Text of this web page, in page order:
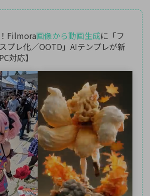
Filmora画像から動画生成に「フ
プレ化／OOTD」AIテンプレが新
対応】